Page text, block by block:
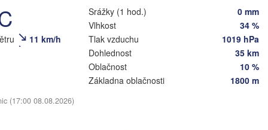
11 km/h
Srážky (1 hod.)
0 mm
Vlhkost
34 %
Tlak vzduchu
1019 hPa
Dohlednost
35 km
Oblačnost
10 %
Základna oblačnosti
1800 m
(17:00 08.08.2026)
Гомель
(Homieĺ)
Бабруйск
(Babrujsk)
Чернігів
Мазыр
(Mazyr)
(Salihorsk)
(Bryansk)